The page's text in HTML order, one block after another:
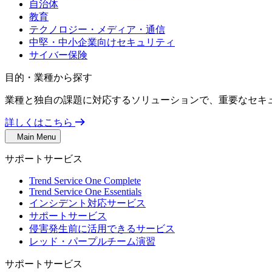
自治体
教育
テクノロジー・メディア・通信
中堅・中小企業向けセキュリティ
サイバー保険
目的・業種から探す
業種と独自の課題に対応するソリューションで、重要なセキ
詳しくはこちら
Main Menu
サポートサービス
Trend Service One Complete
Trend Service One Essentials
インシデント対応サービス
サポートサービス
侵害発生前に活用できるサービス
レッド・パープルチーム演習
サポートサービス